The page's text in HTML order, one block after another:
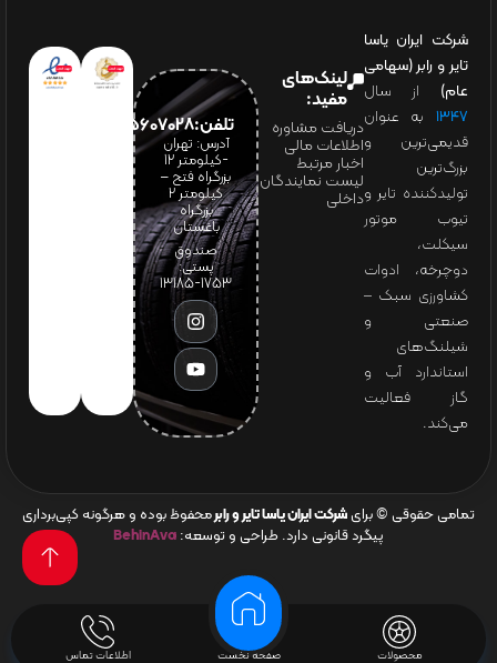
محصولات صفحه نخست اطلاعات تماس
شرکت ایران یاسا
تایر و رابر (سهامی
عام) از سال
۱۳۴۷ به عنوان
قدیمی‌ترین و
بزرگ‌ترین
تولیدکننده تایر و
تیوب موتور
سیکلت،
دوچرخه، ادوات
کشاورزی سبک –
صنعتی و
شیلنگ‌های
استاندارد آب و
گاز فعالیت
می‌کند.
لینک‌های
مفید:
دریافت مشاوره
اطلاعات مالی
اخبار مرتبط
لیست نمایندگان
داخلی
تلفن:65607028(021)
آدرس: تهران
-کیلومتر 12
بزرگراه فتح –
کیلومتر ۲
بزرگراه
باغستان
صندوق
پستی:
1753-13185
تمامی حقوقی © برای شرکت ایران یاسا تایر و رابرمحفوظ بوده و هرگونه کپی‌برداری
پیگرد قانونی دارد. طراحی و توسعه: BehinAva